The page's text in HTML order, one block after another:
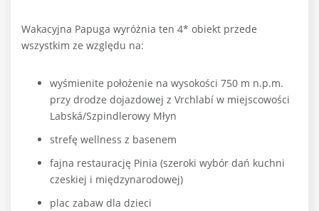
Wakacyjna Papuga wyróżnia ten 4* obiekt przede
wszystkim ze względu na:
wyśmienite położenie na wysokości 750 m n.p.m.
przy drodze dojazdowej z Vrchlabí w miejscowości
Labská/Szpindlerowy Młyn
strefę wellness z basenem
fajna restaurację Pinia (szeroki wybór dań kuchni
czeskiej i międzynarodowej)
plac zabaw dla dzieci